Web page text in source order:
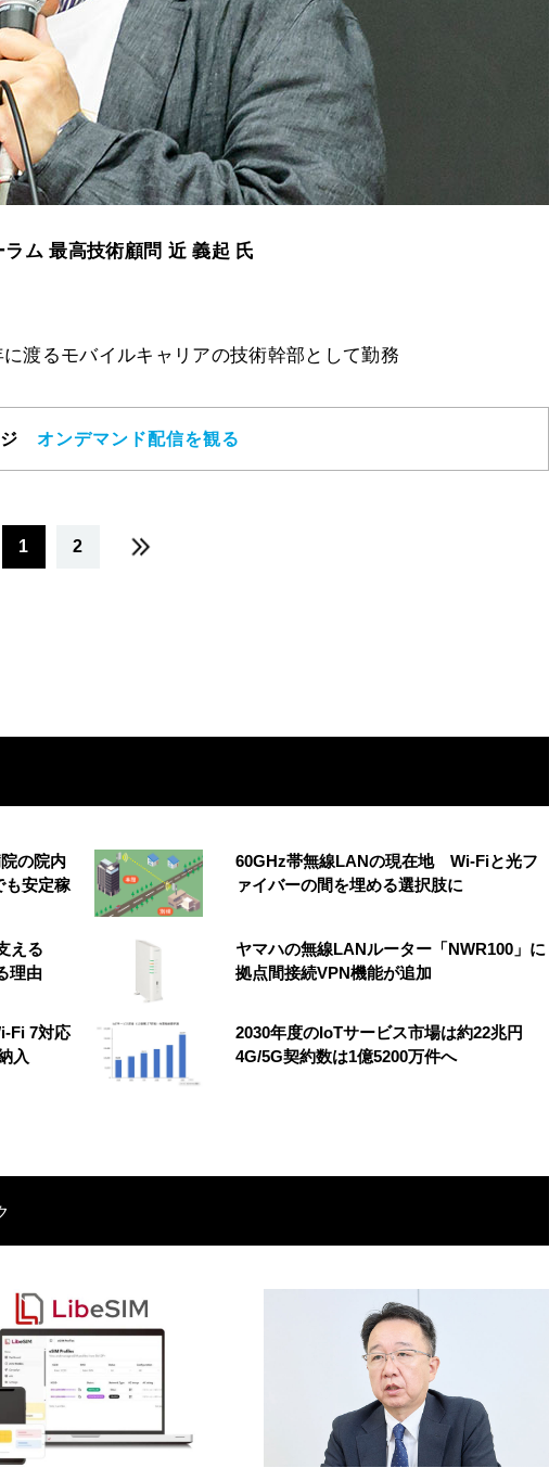
ラム 最高技術顧問 近 義起 氏
渡るモバイルキャリアの技術幹部として勤務
ジ オンデマンド配信を観る
1 2
の院内
も安定稼
60GHz帯無線LANの現在地 Wi-Fiと光フ
ァイバーの間を埋める選択肢に
える
理由
ヤマハの無線LANルーター「NWR100」に
拠点間接続VPN機能が追加
Fi 7対応
入
2030年度のIoTサービス市場は約22兆円
4G/5G契約数は1億5200万件へ